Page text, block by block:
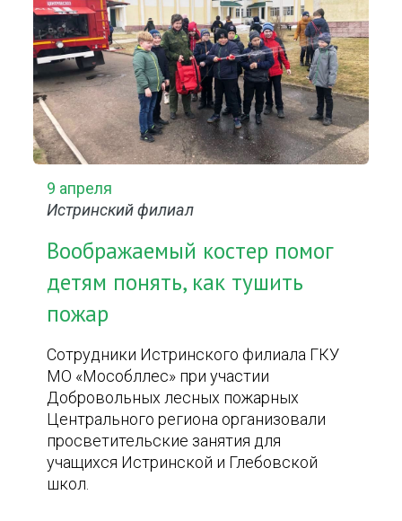
9 апреля
Истринский филиал
Воображаемый костер помог
детям понять, как тушить
пожар
Сотрудники Истринского филиала ГКУ
МО «Мособллес» при участии
Добровольных лесных пожарных
Центрального региона организовали
просветительские занятия для
учащихся Истринской и Глебовской
школ.